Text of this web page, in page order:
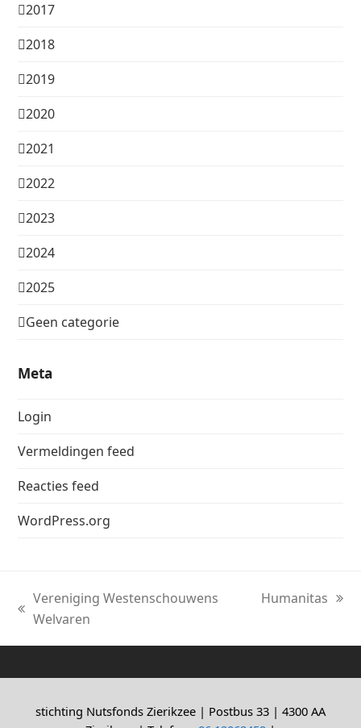
2017
2018
2019
2020
2021
2022
2023
2024
2025
Geen categorie
Meta
Login
Vermeldingen feed
Reacties feed
WordPress.org
previous
Vereniging Westenschouwens
Welvaren
next
Humanitas
stichting Nutsfonds Zierikzee | Postbus 33 | 4300 AA